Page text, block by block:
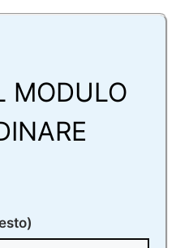
MODULO